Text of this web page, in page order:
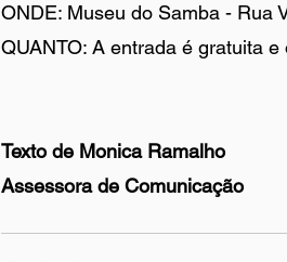
ONDE: Museu do Samba - Rua
QUANTO: A entrada é gratuita
Texto de Monica Ramalho
Assessora de Comunicação